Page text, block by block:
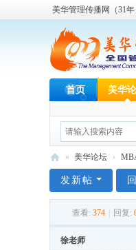
美华管理传播网（31年
首页 美华
华
» 美华论坛 ›
发新帖
查看: 374 回复:
徐老师